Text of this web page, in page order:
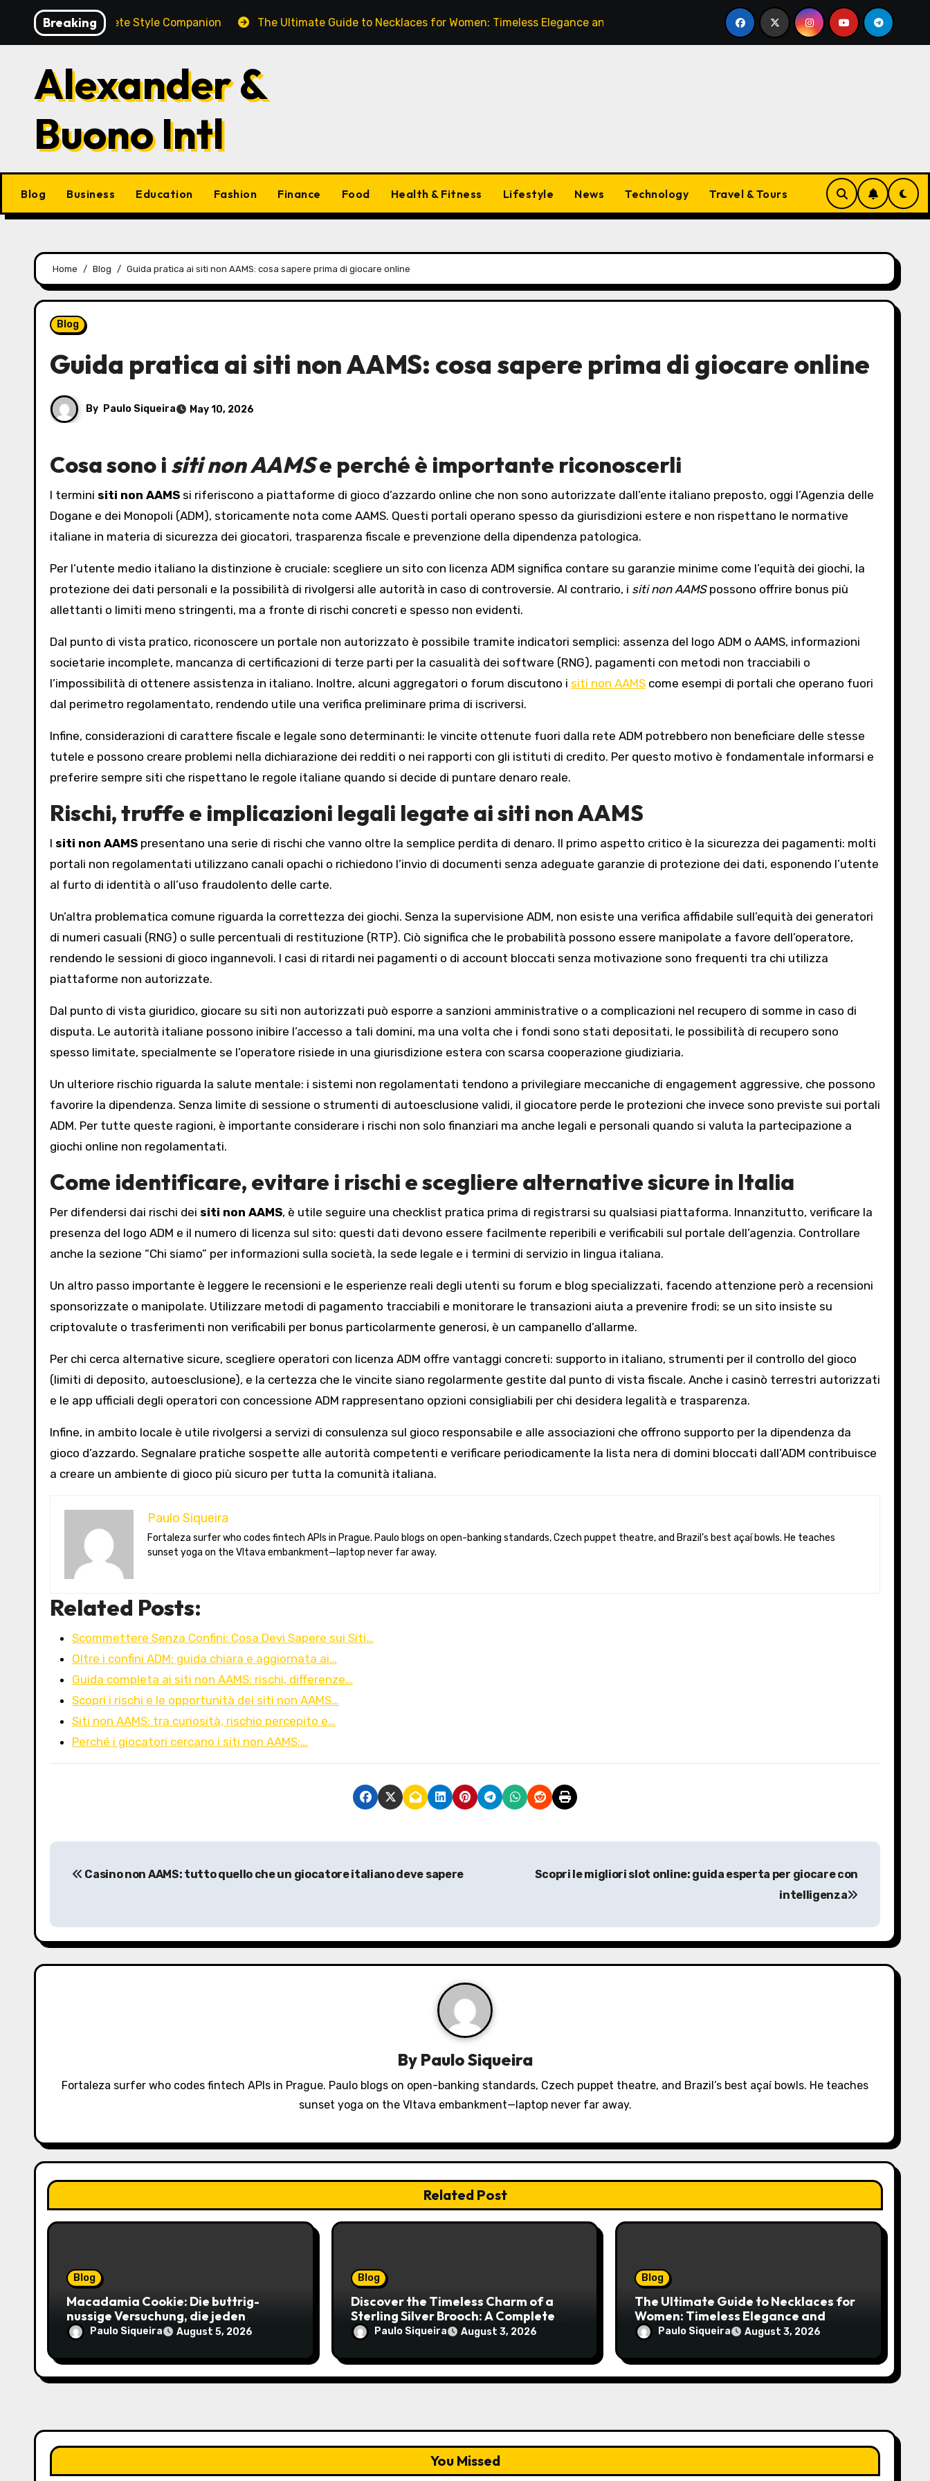
content
Breaking
A Complete Style Companion The Ultimate Guide to Necklaces for Women: Timeless Elegance and Modern Trends The Evolving Landscape of Vapes in
Alexander &
Buono Intl
Blog Business Education Fashion Finance Food Health & Fitness Lifestyle News Technology Travel & Tours
Home Blog Guida pratica ai siti non AAMS: cosa sapere prima di giocare online
Blog
Guida pratica ai siti non AAMS: cosa sapere prima di giocare online
By Paulo Siqueira May 10, 2026
Cosa sono i siti non AAMSe perché è importante riconoscerli
I termini siti non AAMS si riferiscono a piattaforme di gioco d’azzardo online che non sono autorizzate dall’ente italiano preposto, oggi l’Agenzia delle
Dogane e dei Monopoli (ADM), storicamente nota come AAMS. Questi portali operano spesso da giurisdizioni estere e non rispettano le normative
italiane in materia di sicurezza dei giocatori, trasparenza fiscale e prevenzione della dipendenza patologica.
Per l’utente medio italiano la distinzione è cruciale: scegliere un sito con licenza ADM significa contare su garanzie minime come l’equità dei giochi, la
protezione dei dati personali e la possibilità di rivolgersi alle autorità in caso di controversie. Al contrario, i siti non AAMSpossono offrire bonus più
allettanti o limiti meno stringenti, ma a fronte di rischi concreti e spesso non evidenti.
Dal punto di vista pratico, riconoscere un portale non autorizzato è possibile tramite indicatori semplici: assenza del logo ADM o AAMS, informazioni
societarie incomplete, mancanza di certificazioni di terze parti per la casualità dei software (RNG), pagamenti con metodi non tracciabili o
l’impossibilità di ottenere assistenza in italiano. Inoltre, alcuni aggregatori o forum discutono i siti non AAMS come esempi di portali che operano fuori
dal perimetro regolamentato, rendendo utile una verifica preliminare prima di iscriversi.
Infine, considerazioni di carattere fiscale e legale sono determinanti: le vincite ottenute fuori dalla rete ADM potrebbero non beneficiare delle stesse
tutele e possono creare problemi nella dichiarazione dei redditi o nei rapporti con gli istituti di credito. Per questo motivo è fondamentale informarsi e
preferire sempre siti che rispettano le regole italiane quando si decide di puntare denaro reale.
Rischi, truffe e implicazioni legali legate ai siti non AAMS
I siti non AAMS presentano una serie di rischi che vanno oltre la semplice perdita di denaro. Il primo aspetto critico è la sicurezza dei pagamenti: molti
portali non regolamentati utilizzano canali opachi o richiedono l’invio di documenti senza adeguate garanzie di protezione dei dati, esponendo l’utente
al furto di identità o all’uso fraudolento delle carte.
Un’altra problematica comune riguarda la correttezza dei giochi. Senza la supervisione ADM, non esiste una verifica affidabile sull’equità dei generatori
di numeri casuali (RNG) o sulle percentuali di restituzione (RTP). Ciò significa che le probabilità possono essere manipolate a favore dell’operatore,
rendendo le sessioni di gioco ingannevoli. I casi di ritardi nei pagamenti o di account bloccati senza motivazione sono frequenti tra chi utilizza
piattaforme non autorizzate.
Dal punto di vista giuridico, giocare su siti non autorizzati può esporre a sanzioni amministrative o a complicazioni nel recupero di somme in caso di
disputa. Le autorità italiane possono inibire l’accesso a tali domini, ma una volta che i fondi sono stati depositati, le possibilità di recupero sono
spesso limitate, specialmente se l’operatore risiede in una giurisdizione estera con scarsa cooperazione giudiziaria.
Un ulteriore rischio riguarda la salute mentale: i sistemi non regolamentati tendono a privilegiare meccaniche di engagement aggressive, che possono
favorire la dipendenza. Senza limite di sessione o strumenti di autoesclusione validi, il giocatore perde le protezioni che invece sono previste sui portali
ADM. Per tutte queste ragioni, è importante considerare i rischi non solo finanziari ma anche legali e personali quando si valuta la partecipazione a
giochi online non regolamentati.
Come identificare, evitare i rischi e scegliere alternative sicure in Italia
Per difendersi dai rischi dei siti non AAMS, è utile seguire una checklist pratica prima di registrarsi su qualsiasi piattaforma. Innanzitutto, verificare la
presenza del logo ADM e il numero di licenza sul sito: questi dati devono essere facilmente reperibili e verificabili sul portale dell’agenzia. Controllare
anche la sezione “Chi siamo” per informazioni sulla società, la sede legale e i termini di servizio in lingua italiana.
Un altro passo importante è leggere le recensioni e le esperienze reali degli utenti su forum e blog specializzati, facendo attenzione però a recensioni
sponsorizzate o manipolate. Utilizzare metodi di pagamento tracciabili e monitorare le transazioni aiuta a prevenire frodi; se un sito insiste su
criptovalute o trasferimenti non verificabili per bonus particolarmente generosi, è un campanello d’allarme.
Per chi cerca alternative sicure, scegliere operatori con licenza ADM offre vantaggi concreti: supporto in italiano, strumenti per il controllo del gioco
(limiti di deposito, autoesclusione), e la certezza che le vincite siano regolarmente gestite dal punto di vista fiscale. Anche i casinò terrestri autorizzati
e le app ufficiali degli operatori con concessione ADM rappresentano opzioni consigliabili per chi desidera legalità e trasparenza.
Infine, in ambito locale è utile rivolgersi a servizi di consulenza sul gioco responsabile e alle associazioni che offrono supporto per la dipendenza da
gioco d’azzardo. Segnalare pratiche sospette alle autorità competenti e verificare periodicamente la lista nera di domini bloccati dall’ADM contribuisce
a creare un ambiente di gioco più sicuro per tutta la comunità italiana.
Paulo Siqueira
Fortaleza surfer who codes fintech APIs in Prague. Paulo blogs on open-banking standards, Czech puppet theatre, and Brazil’s best açaí bowls. He teaches
sunset yoga on the Vltava embankment—laptop never far away.
Related Posts:
Scommettere Senza Confini: Cosa Devi Sapere sui Siti…
Oltre i confini ADM: guida chiara e aggiornata ai…
Guida completa ai siti non AAMS: rischi, differenze…
Scopri i rischi e le opportunità dei siti non AAMS…
Siti non AAMS: tra curiosità, rischio percepito e…
Perché i giocatori cercano i siti non AAMS:…
P
t
n
t
i
o
n
Casino non AAMS: tutto quello che un giocatore italiano deve sapere
Scopri le migliori slot online: guida esperta per giocare con
intelligenza
By Paulo Siqueira
Fortaleza surfer who codes fintech APIs in Prague. Paulo blogs on open-banking standards, Czech puppet theatre, and Brazil’s best açaí bowls. He teaches
sunset yoga on the Vltava embankment—laptop never far away.
Related Post
Blog
Macadamia Cookie: Die buttrig-
nussige Versuchung, die jeden
Keksliebhaber verführt
Paulo Siqueira August 5, 2026
Blog
Discover the Timeless Charm of a
Sterling Silver Brooch: A Complete
Style Companion
Paulo Siqueira August 3, 2026
Blog
The Ultimate Guide to Necklaces for
Women: Timeless Elegance and
Modern Trends
Paulo Siqueira August 3, 2026
You Missed